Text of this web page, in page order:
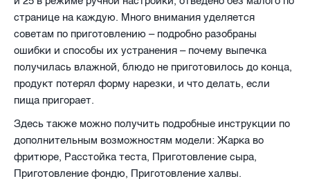
странице на каждую. Много внимания уделяется
советам по приготовлению – подробно разобраны
ошибки и способы их устранения – почему выпечка
получилась влажной, блюдо не приготовилось до конца,
продукт потерял форму нарезки, и что делать, если
пища пригорает.
Здесь также можно получить подробные инструкции по
дополнительным возможностям модели: Жарка во
фритюре, Расстойка теста, Приготовление сыра,
Приготовление фондю, Приготовление халвы.